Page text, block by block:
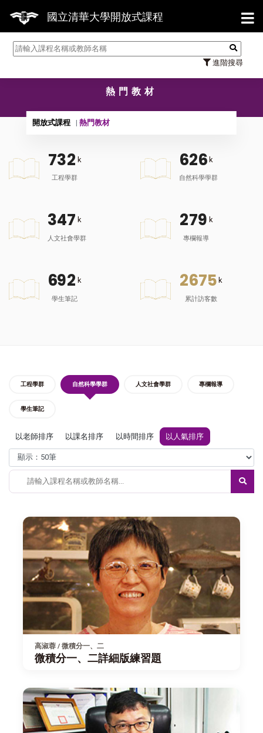
國立清華大學開放式課程
進階搜尋
【7/31
熱門教材
開放式課程 熱門教材
732 k
工程學群
626 k
自然科學學群
347 k
人文社會學群
279 k
專欄報導
692 k
學生筆記
2675 k
累計訪客數
工程學群 自然科學學群 人文社會學群 專欄報導
學生筆記
以老師排序 以課名排序 以時間排序 以人氣排序
高淑蓉 / 微積分一、二
微積分一、二詳細版練習題